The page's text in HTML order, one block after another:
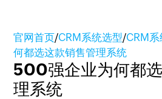
官网首页/CRM系统选型/CRM
何都选这款销售管理系统
500强企业为何都
理系统